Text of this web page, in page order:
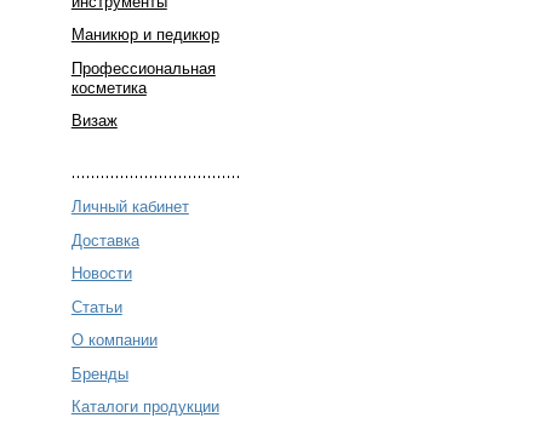
Маникюр и педикюр
Профессиональная
косметика
Визаж
Личный кабинет
Доставка
Новости
Статьи
О компании
Бренды
Каталоги продукции